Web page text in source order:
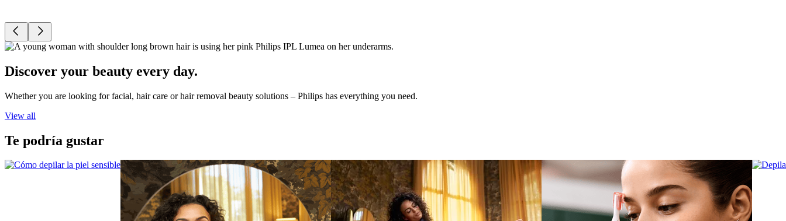
Discover your beauty every day.
Whether you are looking for facial, hair care or hair removal beauty solutions – Philips has everything you need.
View all
Te podría gustar